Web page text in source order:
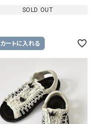
SOLD OUT
カートに入れる